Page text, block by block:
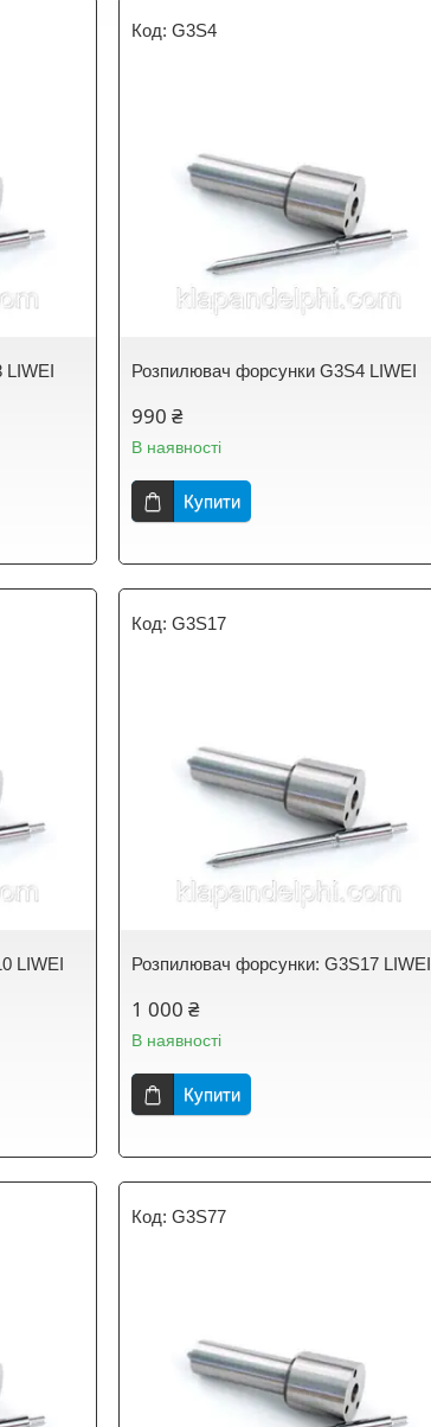
LIWEI
G3S4
Розпилювач форсунки G3S4 LIWEI
990 ₴
В наявності
Купити
LIWEI
G3S17
Розпилювач форсунки: G3S17 LIWEI
1 000 ₴
В наявності
Купити
G3S77